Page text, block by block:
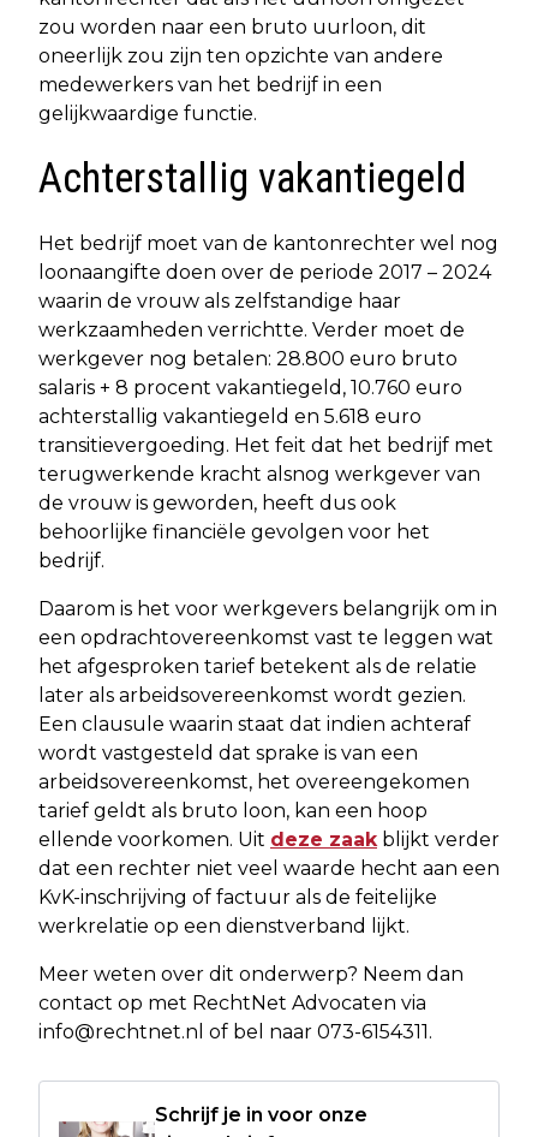
zou worden naar een bruto uurloon, dit
oneerlijk zou zijn ten opzichte van andere
medewerkers van het bedrijf in een
gelijkwaardige functie.
Achterstallig vakantiegeld
Het bedrijf moet van de kantonrechter wel nog
loonaangifte doen over de periode 2017 – 2024
waarin de vrouw als zelfstandige haar
werkzaamheden verrichtte. Verder moet de
werkgever nog betalen: 28.800 euro bruto
salaris + 8 procent vakantiegeld, 10.760 euro
achterstallig vakantiegeld en 5.618 euro
transitievergoeding. Het feit dat het bedrijf met
terugwerkende kracht alsnog werkgever van
de vrouw is geworden, heeft dus ook
behoorlijke financiële gevolgen voor het
bedrijf.
Daarom is het voor werkgevers belangrijk om in
een opdrachtovereenkomst vast te leggen wat
het afgesproken tarief betekent als de relatie
later als arbeidsovereenkomst wordt gezien.
Een clausule waarin staat dat indien achteraf
wordt vastgesteld dat sprake is van een
arbeidsovereenkomst, het overeengekomen
tarief geldt als bruto loon, kan een hoop
ellende voorkomen. Uit deze zaak blijkt verder
dat een rechter niet veel waarde hecht aan een
KvK-inschrijving of factuur als de feitelijke
werkrelatie op een dienstverband lijkt.
Meer weten over dit onderwerp? Neem dan
contact op met RechtNet Advocaten via
info@rechtnet.nl of bel naar 073-6154311.
Schrijf je in voor onze